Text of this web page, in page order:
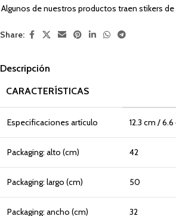
Algunos de nuestros productos traen stikers de
Share:
Descripción
CARACTERÍSTICAS
Especificaciones artículo 12.3 cm / 6.6
Packaging: alto (cm) 42
Packaging: largo (cm) 50
Packaging: ancho (cm) 32